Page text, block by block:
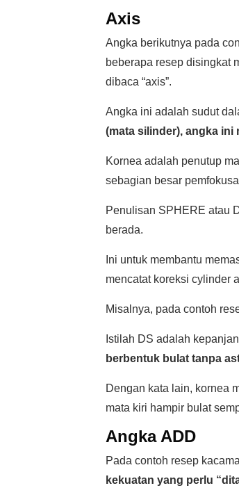
Axis
Angka berikutnya pada
beberapa resep disingkat
dibaca “axis”.
Angka ini adalah sudut
(mata silinder), angka ini
Kornea adalah penutup
sebagian besar
Penulisan SPHERE atau
berada.
Ini untuk membantu
mencatat koreksi cylinder
Misalnya, pada contoh
Istilah DS adalah
berbentuk bulat tanpa
Dengan kata lain, kornea
mata kiri hampir bulat
Angka ADD
Pada contoh resep
kekuatan yang perlu